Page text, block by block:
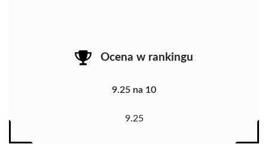
Ocena w rankingu
9.25 na 10
9.25